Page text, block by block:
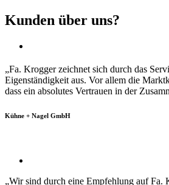
Kunden über uns?
„Fa. Krogger zeichnet sich durch das
Eigenständigkeit aus. Vor allem die
dass ein absolutes Vertrauen in der
Kühne + Nagel GmbH
„Wir sind durch eine Empfehlung auf Fa.